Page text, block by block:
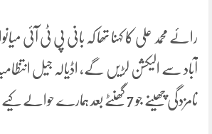
رائے محمد علی کا کہنا تھا کہ بانی پی ٹی آئی
آباد سے الیکشن لڑیں گے، اڈیالہ جیل
نامزدگی چھینے جو 7 گھنٹے بعد ہمارے حوالے کیے گئے۔